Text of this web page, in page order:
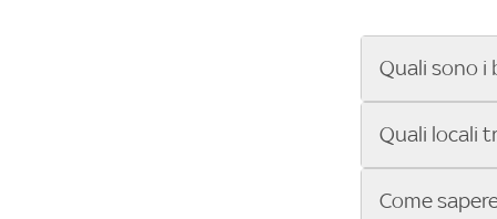
Quali sono i
Se cerchi un
ENILIVE, la
Sky Bar ti
Quali locali
Vuoi sapere
Come